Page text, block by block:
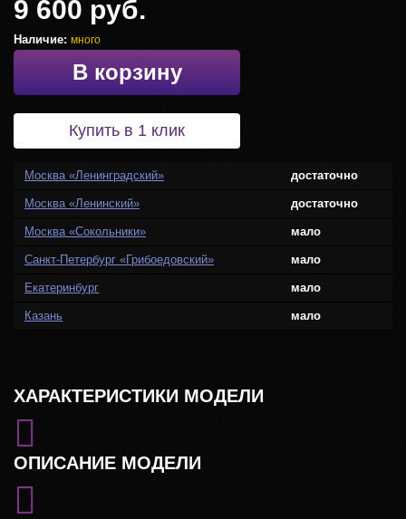
9 600 руб.
Наличие: много
В корзину
Купить в 1 клик
Москва «Ленинградский» достаточно
Москва «Ленинский» достаточно
Москва «Сокольники» мало
Санкт-Петербург «Грибоедовский» мало
Екатеринбург мало
Казань мало
ХАРАКТЕРИСТИКИ МОДЕЛИ
ОПИСАНИЕ МОДЕЛИ